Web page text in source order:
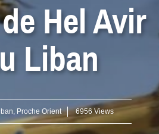
Hel Avir
Liban
, Proche Orient 6956 Views